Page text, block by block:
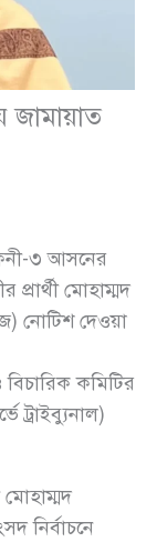
জামায়াত
৩ আসনের
মোহাম্মদ
নোটিশ দেওয়া
বিচারিক কমিটির
ট্রাইব্যুনাল)
মোহাম্মদ
নির্বাচনে